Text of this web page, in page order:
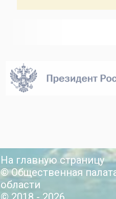
На главную страницу
© Общественная
области